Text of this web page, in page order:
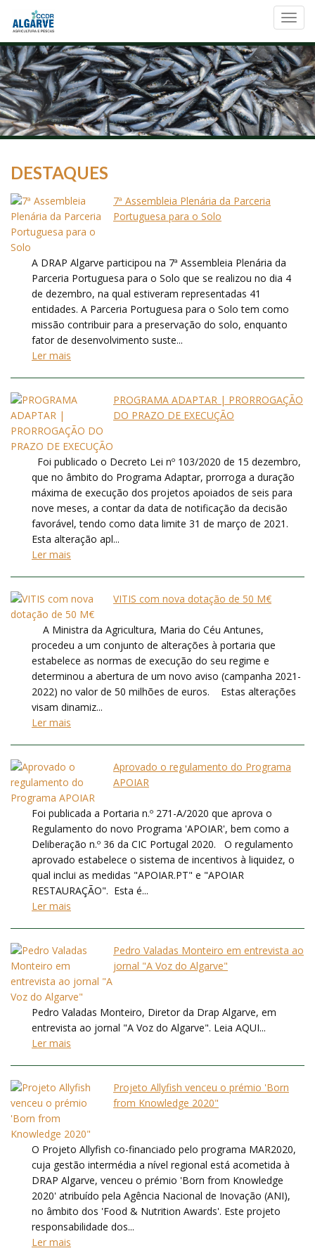
DESTAQUES
7ª Assembleia Plenária da Parceria
Portuguesa para o Solo
A DRAP Algarve participou na 7ª Assembleia Plenária da
Parceria Portuguesa para o Solo que se realizou no dia 4
de dezembro, na qual estiveram representadas 41
entidades. A Parceria Portuguesa para o Solo tem como
missão contribuir para a preservação do solo, enquanto
fator de desenvolvimento suste...
Ler mais
PROGRAMA ADAPTAR | PRORROGAÇÃO
DO PRAZO DE EXECUÇÃO
Foi publicado o Decreto Lei nº 103/2020 de 15 dezembro,
que no âmbito do Programa Adaptar, prorroga a duração
máxima de execução dos projetos apoiados de seis para
nove meses, a contar da data de notificação da decisão
favorável, tendo como data limite 31 de março de 2021.
Esta alteração apl...
Ler mais
VITIS com nova dotação de 50 M€
A Ministra da Agricultura, Maria do Céu Antunes,
procedeu a um conjunto de alterações à portaria que
estabelece as normas de execução do seu regime e
determinou a abertura de um novo aviso (campanha 2021-
2022) no valor de 50 milhões de euros. Estas alterações
visam dinamiz...
Ler mais
Aprovado o regulamento do Programa
APOIAR
Foi publicada a Portaria n.º 271-A/2020 que aprova o
Regulamento do novo Programa 'APOIAR', bem como a
Deliberação n.º 36 da CIC Portugal 2020. O regulamento
aprovado estabelece o sistema de incentivos à liquidez, o
qual inclui as medidas "APOIAR.PT" e "APOIAR
RESTAURAÇÃO". Esta é...
Ler mais
Pedro Valadas Monteiro em entrevista ao
jornal "A Voz do Algarve"
Pedro Valadas Monteiro, Diretor da Drap Algarve, em
entrevista ao jornal "A Voz do Algarve". Leia AQUI...
Ler mais
Projeto Allyfish venceu o prémio 'Born
from Knowledge 2020"
O Projeto Allyfish co-financiado pelo programa MAR2020,
cuja gestão intermédia a nível regional está acometida à
DRAP Algarve, venceu o prémio 'Born from Knowledge
2020' atribuído pela Agência Nacional de Inovação (ANI),
no âmbito dos 'Food & Nutrition Awards'. Este projeto
responsabilidade dos...
Ler mais